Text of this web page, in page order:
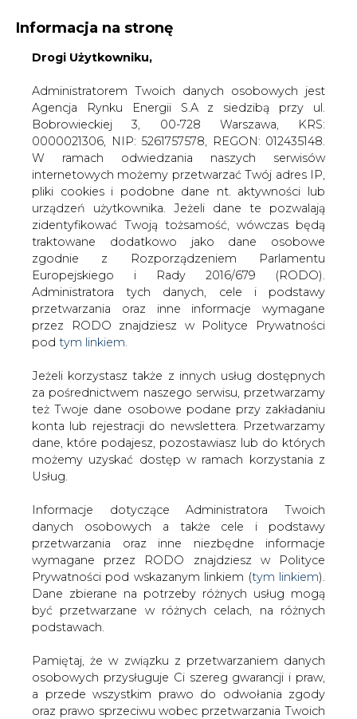
KONTAKT:
WYDAWCA PORTALU:
WYSOKI KONTRAST A A
ZALOGUJ SIĘ
WŁĄCZ CIRE.TV
Informacja na stronę
Drogi Użytkowniku,
Administratorem Twoich danych osobowych jest
Agencja Rynku Energii S.A z siedzibą przy ul.
Bobrowieckiej 3, 00-728 Warszawa, KRS:
0000021306, NIP: 5261757578, REGON: 012435148.
W ramach odwiedzania naszych serwisów
internetowych możemy przetwarzać Twój adres IP,
pliki cookies i podobne dane nt. aktywności lub
urządzeń użytkownika. Jeżeli dane te pozwalają
zidentyfikować Twoją tożsamość, wówczas będą
traktowane dodatkowo jako dane osobowe
zgodnie z Rozporządzeniem Parlamentu
Europejskiego i Rady 2016/679 (RODO).
Administratora tych danych, cele i podstawy
przetwarzania oraz inne informacje wymagane
przez RODO znajdziesz w Polityce Prywatności
pod tym linkiem.
Jeżeli korzystasz także z innych usług dostępnych
za pośrednictwem naszego serwisu, przetwarzamy
też Twoje dane osobowe podane przy zakładaniu
konta lub rejestracji do newslettera. Przetwarzamy
dane, które podajesz, pozostawiasz lub do których
możemy uzyskać dostęp w ramach korzystania z
Usług.
Informacje dotyczące Administratora Twoich
danych osobowych a także cele i podstawy
przetwarzania oraz inne niezbędne informacje
wymagane przez RODO znajdziesz w Polityce
Prywatności pod wskazanym linkiem (tym linkiem).
Dane zbierane na potrzeby różnych usług mogą
być przetwarzane w różnych celach, na różnych
podstawach.
Pamiętaj, że w związku z przetwarzaniem danych
osobowych przysługuje Ci szereg gwarancji i praw,
a przede wszystkim prawo do odwołania zgody
oraz prawo sprzeciwu wobec przetwarzania Twoich
Strona główna RYNEK GAZU /
Gazprom przedłużył
umowę na dostawy gazu Francji
2006-12-19 00:00
skomentuj
udostępnij:
Gazprom przedłużył umowę na
dostawy gazu Francji